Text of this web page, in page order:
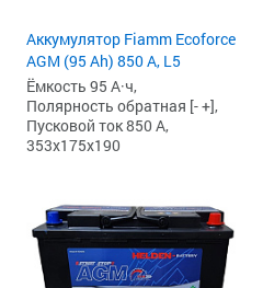
Аккумулятор Fiamm Ecoforce
AGM (95 Ah) 850 A, L5
Ёмкость 95 А·ч,
Полярность обратная [- +],
Пусковой ток 850 А,
353x175x190